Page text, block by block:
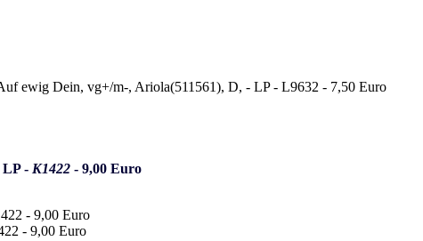
LP - K1422 - 9,00 Euro